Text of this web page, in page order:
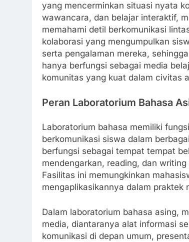
yang mencerminkan situasi nyata
wawancara, dan belajar interaktif,
memahami detil berkomunikasi
kolaborasi yang mengumpulkan
serta pengalaman mereka,
hanya berfungsi sebagai media
komunitas yang kuat dalam civitas
Peran Laboratorium Bahasa
Laboratorium bahasa memiliki
berkomunikasi siswa dalam
berfungsi sebagai tempat tempat
mendengarkan, reading, dan
Fasilitas ini memungkinkan
mengaplikasikannya dalam
Dalam laboratorium bahasa asing,
media, diantaranya alat informasi
komunikasi di depan umum,